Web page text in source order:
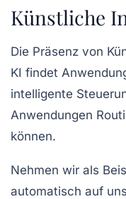
Künstliche
Die Präsenz von
KI findet
intelligente
Anwendungen
können.
Nehmen wir als
automatisch auf